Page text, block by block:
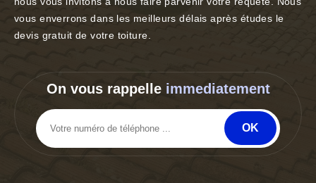
vous enverrons dans les meilleurs délais après études le
devis gratuit de votre toiture.
On vous rappelle immediatement